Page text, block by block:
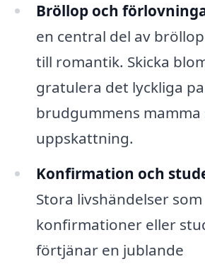
Bröllop och
en central del av
till romantik. Skicka
gratulera det lyckliga
brudgummens mamma
uppskattning.
Konfirmation och
Stora livshändelser som
konfirmationer eller
förtjänar en jublande